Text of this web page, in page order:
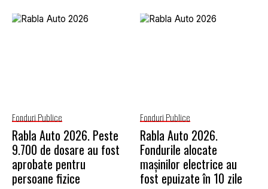
Fonduri Publice
Rabla Auto 2026. Peste
9.700 de dosare au fost
aprobate pentru
persoane fizice
Fonduri Publice
Rabla Auto 2026.
Fondurile alocate
mașinilor electrice au
fost epuizate în 10 zile